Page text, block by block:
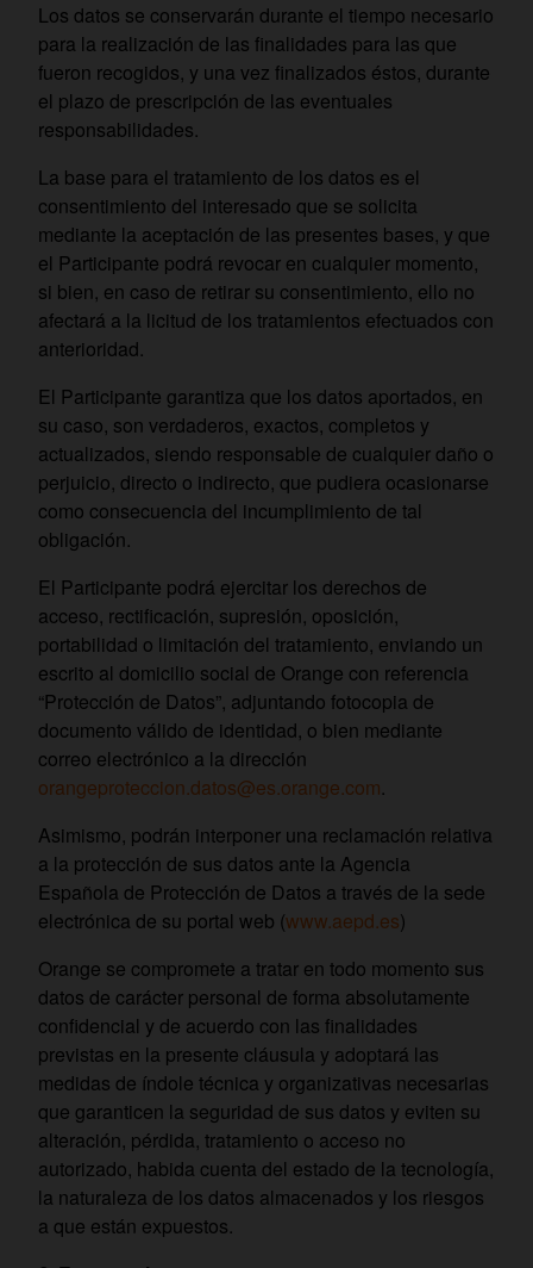
Los datos se conservarán durante el tiempo necesario
para la realización de las finalidades para las que
fueron recogidos, y una vez finalizados éstos, durante
el plazo de prescripción de las eventuales
responsabilidades.
La base para el tratamiento de los datos es el
consentimiento del interesado que se solicita
mediante la aceptación de las presentes bases, y que
el Participante podrá revocar en cualquier momento,
si bien, en caso de retirar su consentimiento, ello no
afectará a la licitud de los tratamientos efectuados con
anterioridad.
El Participante garantiza que los datos aportados, en
su caso, son verdaderos, exactos, completos y
actualizados, siendo responsable de cualquier daño o
perjuicio, directo o indirecto, que pudiera ocasionarse
como consecuencia del incumplimiento de tal
obligación.
El Participante podrá ejercitar los derechos de
acceso, rectificación, supresión, oposición,
portabilidad o limitación del tratamiento, enviando un
escrito al domicilio social de Orange con referencia
“Protección de Datos”, adjuntando fotocopia de
documento válido de identidad, o bien mediante
correo electrónico a la dirección
orangeproteccion.datos@es.orange.com.
Asimismo, podrán interponer una reclamación relativa
a la protección de sus datos ante la Agencia
Española de Protección de Datos a través de la sede
electrónica de su portal web (www.aepd.es)
Orange se compromete a tratar en todo momento sus
datos de carácter personal de forma absolutamente
confidencial y de acuerdo con las finalidades
previstas en la presente cláusula y adoptará las
medidas de índole técnica y organizativas necesarias
que garanticen la seguridad de sus datos y eviten su
alteración, pérdida, tratamiento o acceso no
autorizado, habida cuenta del estado de la tecnología,
la naturaleza de los datos almacenados y los riesgos
a que están expuestos.